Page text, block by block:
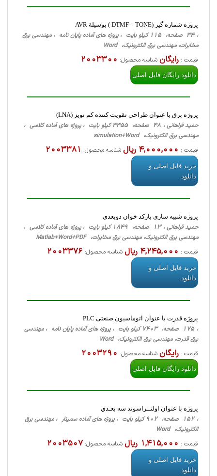
پروژه شماره گیر (DTMF – TONE ) بوسیلة AVR
، 34 صفحه، 115 کیلو بایت ، پروژه های آماده پایان نامه ، مهندسی برق
مخابرات، مهندسی برق الکترونیک، Word
قیمت : رایگانشناسه محصول: 2003300
دانلود رایگان فایل اصلی
پروژه برق با عنوان طراحی تقویت کننده کم نویز (LNA)
حمید فراهانی ، 48 صفحه، 3355 کیلو بایت ، پروژه های آماده کلاسی ،
مهندسی برق الکترونیک، simulation+Word
قیمت : 4,000,000 ریال شناسه محصول: 2003381
خرید فایل اصلی و
دانلود
پروژه شبیه سازی بارکد خوان دوبعدی
حمید فراهانی ، 13 صفحه، 1849 کیلو بایت ، پروژه های آماده کلاسی ،
مهندسی برق الکترونیک، مهندسی برق مخابرات، Matlab+Word+PDF
قیمت : 4,245,000 ریال شناسه محصول: 2003376
خرید فایل اصلی و
دانلود
پروژه قدرت با عنوان اتوماسیون صنعتی PLC
، 175 صفحه، 7403 کیلو بایت ، پروژه های آماده پایان نامه ، مهندسی
برق قدرت، مهندسی برق الکترونیک، Word
قیمت : رایگانشناسه محصول: 2003290
دانلود رایگان فایل اصلی
پروژه با عنوان اولتــراسوند سه بعـدي
، 152 صفحه، 902 کیلو بایت ، پروژه های آماده سمینار ، مهندسی برق
الکترونیک، Word
قیمت : 1,415,000 ریال شناسه محصول: 2003507
خرید فایل اصلی و
دانلود